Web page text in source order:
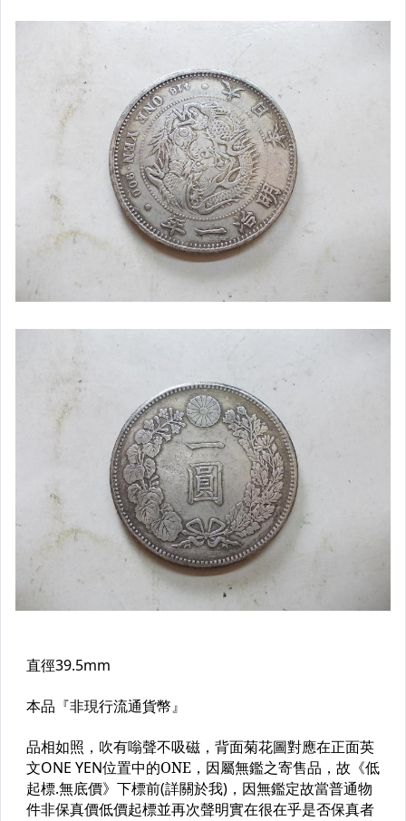
運動、戶外與休閒